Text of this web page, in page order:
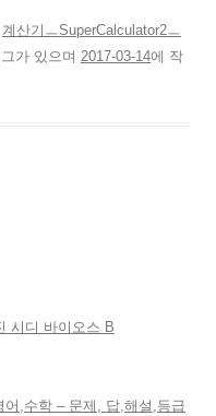
계산기ㅡSuperCalculator2ㅡ
가 있으며 2017-03-14에 작
시디 바이오스 Β
,수학 – 문제, 답,해설,등급